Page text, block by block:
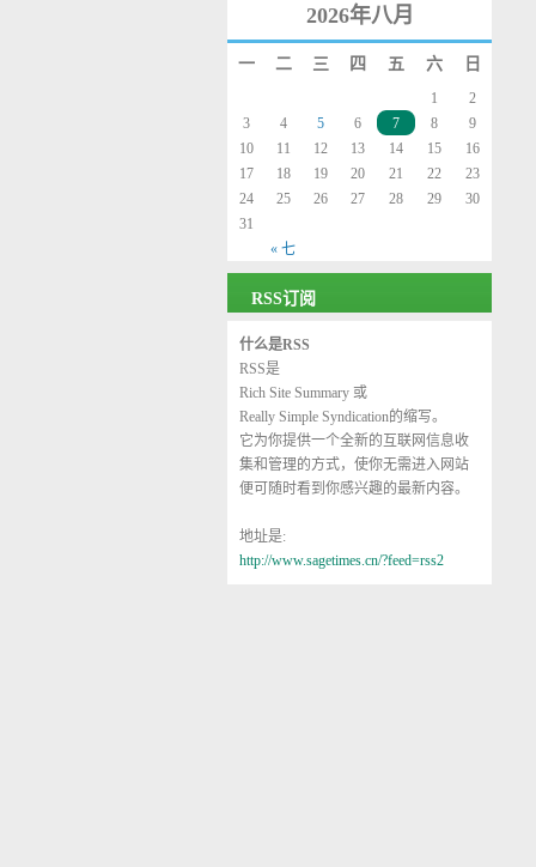
2026年八月
一 二 三 四 五 六 日
« 七
1
2
3
4 5 6 7 8
9
10
11 12 13 14 15
16
17
18 19 20 21 22
23
24
25 26 27 28 29
30
31
RSS订阅
什么是RSS
RSS是
Rich Site Summary 或
Really Simple Syndication的缩写。
它为你提供一个全新的互联网信息收
集和管理的方式，使你无需进入网站
便可随时看到你感兴趣的最新内容。
地址是:
http://www.sagetimes.cn/?feed=rss2